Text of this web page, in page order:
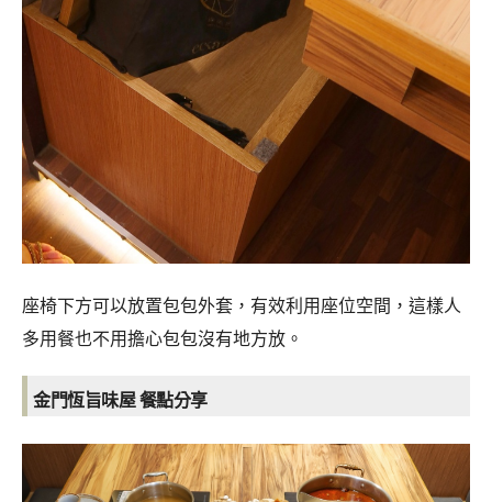
座椅下方可以放置包包外套，有效利用座位空間，這樣人
多用餐也不用擔心包包沒有地方放。
金門恆旨味屋 餐點分享